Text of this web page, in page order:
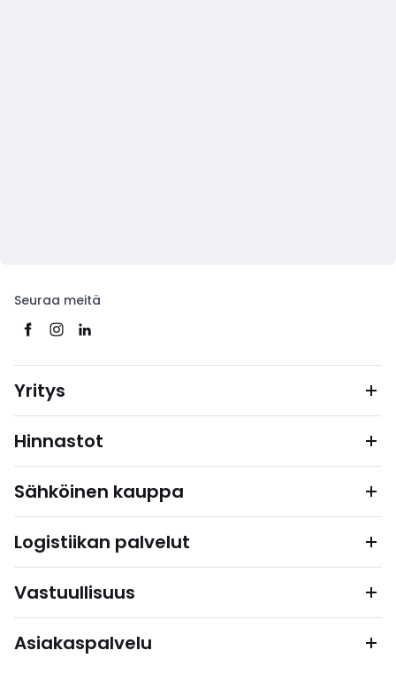
Seuraa meitä
Yritys
Hinnastot
Sähköinen kauppa
Logistiikan palvelut
Vastuullisuus
Asiakaspalvelu